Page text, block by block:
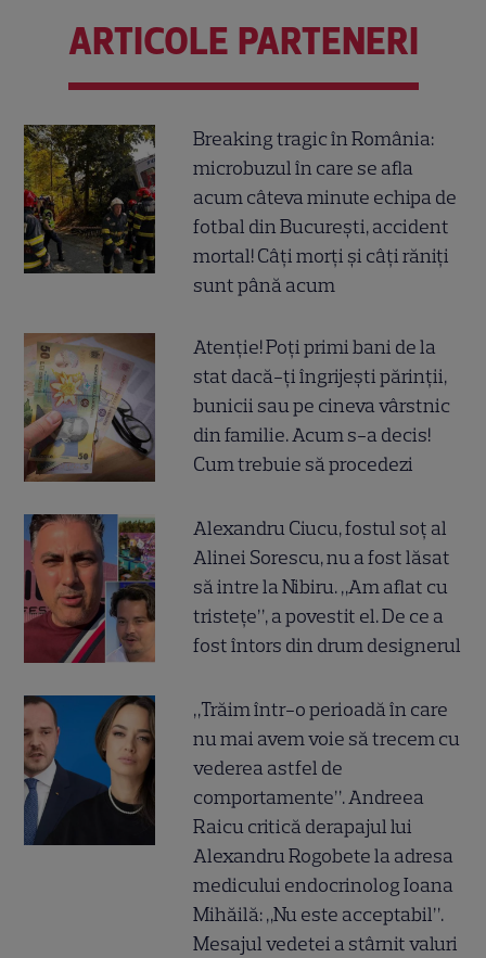
ARTICOLE PARTENERI
Breaking tragic în România:
microbuzul în care se afla
acum câteva minute echipa de
fotbal din București, accident
mortal! Câți morți și câți răniți
sunt până acum
Atenție! Poți primi bani de la
stat dacă-ți îngrijești părinții,
bunicii sau pe cineva vârstnic
din familie. Acum s-a decis!
Cum trebuie să procedezi
Alexandru Ciucu, fostul soț al
Alinei Sorescu, nu a fost lăsat
să intre la Nibiru. „Am aflat cu
tristețe”, a povestit el. De ce a
fost întors din drum designerul
„Trăim într-o perioadă în care
nu mai avem voie să trecem cu
vederea astfel de
comportamente”. Andreea
Raicu critică derapajul lui
Alexandru Rogobete la adresa
medicului endocrinolog Ioana
Mihăilă: „Nu este acceptabil”.
Mesajul vedetei a stârnit valuri